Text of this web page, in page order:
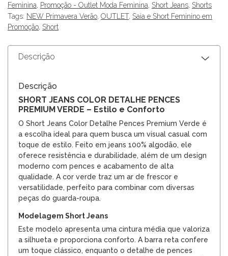
Feminina, Promoção - Outlet Moda Feminina, Short Jeans, Shorts
Tags: NEW Primavera Verão, OUTLET, Saia e Short Feminino em
Promoção, Short
Descrição
Descrição
SHORT JEANS COLOR DETALHE PENCES
PREMIUM VERDE – Estilo e Conforto
O Short Jeans Color Detalhe Pences Premium Verde é
a escolha ideal para quem busca um visual casual com
toque de estilo. Feito em jeans 100% algodão, ele
oferece resistência e durabilidade, além de um design
moderno com pences e acabamento de alta
qualidade. A cor verde traz um ar de frescor e
versatilidade, perfeito para combinar com diversas
peças do guarda-roupa.
Modelagem Short Jeans
Este modelo apresenta uma cintura média que valoriza
a silhueta e proporciona conforto. A barra reta confere
um toque clássico, enquanto o detalhe de pences